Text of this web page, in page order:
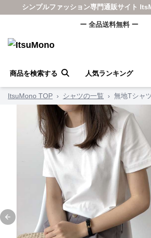
シンプルファッション専門通販サイト
ー 全品送料無料 ー
商品を検索する 人気ランキング
ItsuMono TOP › シャツの一覧 › 無地Tシャ
Previous slide